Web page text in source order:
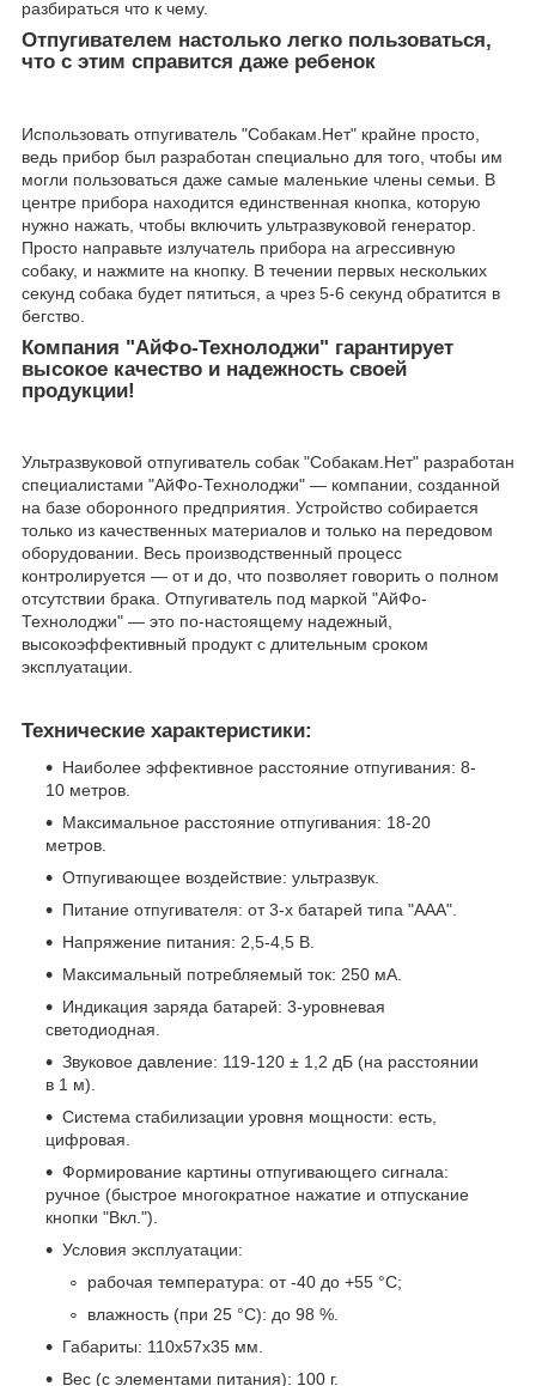
разбираться что к чему.
Отпугивателем настолько легко пользоваться,
что с этим справится даже ребенок
Использовать отпугиватель "Собакам.Нет" крайне просто,
ведь прибор был разработан специально для того, чтобы им
могли пользоваться даже самые маленькие члены семьи. В
центре прибора находится единственная кнопка, которую
нужно нажать, чтобы включить ультразвуковой генератор.
Просто направьте излучатель прибора на агрессивную
собаку, и нажмите на кнопку. В течении первых нескольких
секунд собака будет пятиться, а чрез 5-6 секунд обратится в
бегство.
Компания "АйФо-Технолоджи" гарантирует
высокое качество и надежность своей
продукции!
Ультразвуковой отпугиватель собак "Собакам.Нет" разработан
специалистами "АйФо-Технолоджи" — компании, созданной
на базе оборонного предприятия. Устройство собирается
только из качественных материалов и только на передовом
оборудовании. Весь производственный процесс
контролируется — от и до, что позволяет говорить о полном
отсутствии брака. Отпугиватель под маркой "АйФо-
Технолоджи" — это по-настоящему надежный,
высокоэффективный продукт с длительным сроком
эксплуатации.
Технические характеристики:
Наиболее эффективное расстояние отпугивания: 8-
10 метров.
Максимальное расстояние отпугивания: 18-20
метров.
Отпугивающее воздействие: ультразвук.
Питание отпугивателя: от 3-х батарей типа "ААА".
Напряжение питания: 2,5-4,5 В.
Максимальный потребляемый ток: 250 мА.
Индикация заряда батарей: 3-уровневая
светодиодная.
Звуковое давление: 119-120 ± 1,2 дБ (на расстоянии
в 1 м).
Система стабилизации уровня мощности: есть,
цифровая.
Формирование картины отпугивающего сигнала:
ручное (быстрое многократное нажатие и отпускание
кнопки "Вкл.").
Условия эксплуатации:
рабочая температура: от -40 до +55 °С;
влажность (при 25 °С): до 98 %.
Габариты: 110х57х35 мм.
Вес (с элементами питания): 100 г.